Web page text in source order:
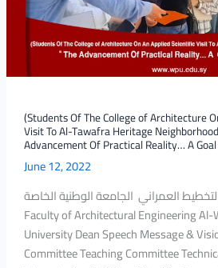
(Students Of The College of Architecture
Visit To Al-Tawafra Heritage
Advancement Of Practical Reality… A Goal
June 12, 2022
العمراني الجامعة الوطنية الخاصة
Faculty of Architectural Engineering
University Dean Speech Message &
Committee Teaching Committee
On
An
Applied
Al-
Tawafra
Heritage
In
Hama)
”
The